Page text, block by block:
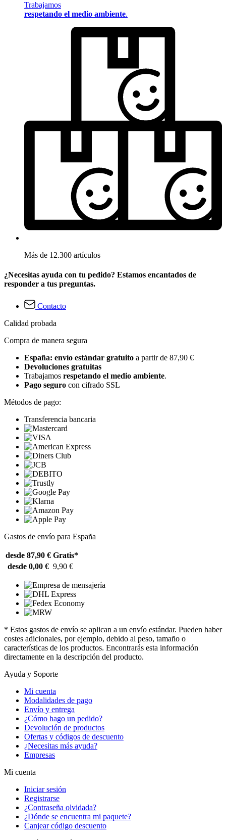
Trabajamos
respetando el medio ambiente.
Más de 12.300 artículos
¿Necesitas ayuda con tu pedido? Estamos encantados de
responder a tus preguntas.
Contacto
Calidad probada
Compra de manera segura
España: envío estándar gratuito a partir de 87,90 €
Devoluciones gratuitas
Trabajamos respetando el medio ambiente.
Pago seguro con cifrado SSL
Métodos de pago:
Transferencia bancaria
Gastos de envío para España
desde 87,90 € Gratis*
desde 0,00 € 9,90 €
* Estos gastos de envío se aplican a un envío estándar. Pueden haber
costes adicionales, por ejemplo, debido al peso, tamaño o
características de los productos. Encontrarás esta información
directamente en la descripción del producto.
Ayuda y Soporte
Mi cuenta
Modalidades de pago
Envío y entrega
¿Cómo hago un pedido?
Devolución de productos
Ofertas y códigos de descuento
¿Necesitas más ayuda?
Empresas
Mi cuenta
Iniciar sesión
Registrarse
¿Contraseña olvidada?
¿Dónde se encuentra mi paquete?
Canjear código descuento